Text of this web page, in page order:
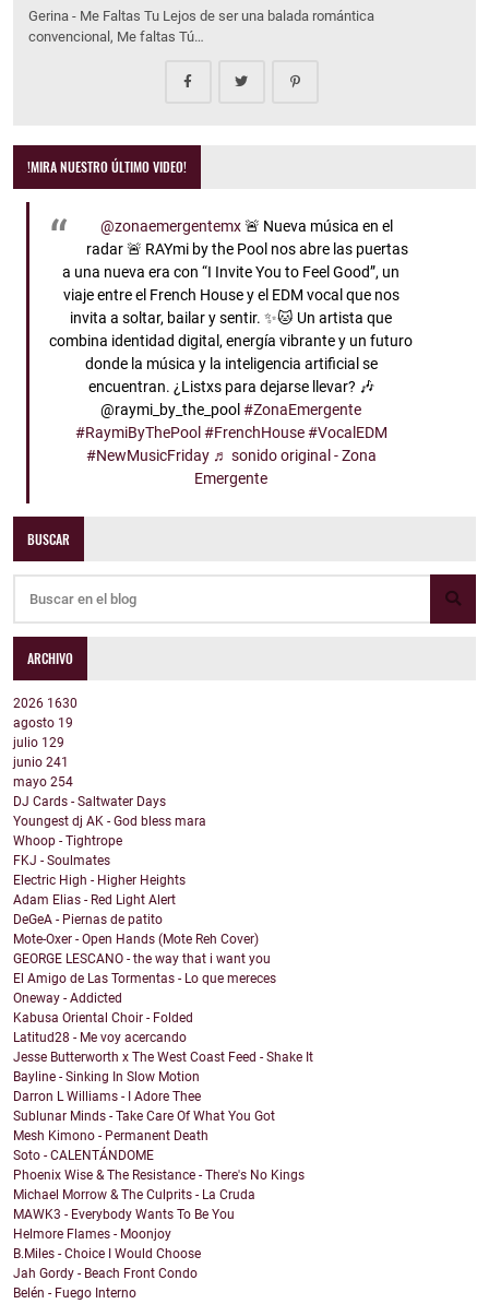
Gerina - Me Faltas Tu Lejos de ser una balada romántica
convencional, Me faltas Tú…
!MIRA NUESTRO ÚLTIMO VIDEO!
@zonaemergentemx🚨 Nueva música en el
radar 🚨 RAYmi by the Pool nos abre las puertas
a una nueva era con “I Invite You to Feel Good”, un
viaje entre el French House y el EDM vocal que nos
invita a soltar, bailar y sentir. ✨🐱 Un artista que
combina identidad digital, energía vibrante y un futuro
donde la música y la inteligencia artificial se
encuentran. ¿Listxs para dejarse llevar? 🎶
@raymi_by_the_pool#ZonaEmergente
#RaymiByThePool #FrenchHouse #VocalEDM
#NewMusicFriday ♬ sonido original - Zona
Emergente
BUSCAR
ARCHIVO
2026 1630
agosto 19
julio 129
junio 241
mayo 254
DJ Cards - Saltwater Days
Youngest dj AK - God bless mara
Whoop - Tightrope
FKJ - Soulmates
Electric High - Higher Heights
Adam Elias - Red Light Alert
DeGeA - Piernas de patito
Mote-Oxer - Open Hands (Mote Reh Cover)
GEORGE LESCANO - the way that i want you
El Amigo de Las Tormentas - Lo que mereces
Oneway - Addicted
Kabusa Oriental Choir - Folded
Latitud28 - Me voy acercando
Jesse Butterworth x The West Coast Feed - Shake It
Bayline - Sinking In Slow Motion
Darron L Williams - I Adore Thee
Sublunar Minds - Take Care Of What You Got
Mesh Kimono - Permanent Death
Soto - CALENTÁNDOME
Phoenix Wise & The Resistance - There's No Kings
Michael Morrow & The Culprits - La Cruda
MAWK3 - Everybody Wants To Be You
Helmore Flames - Moonjoy
B.Miles - Choice I Would Choose
Jah Gordy - Beach Front Condo
Belén - Fuego Interno